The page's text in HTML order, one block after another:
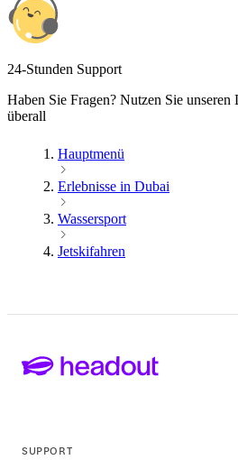
24-Stunden Support
Haben Sie Fragen? Nutzen Sie
überall
Hauptmenü
Erlebnisse in Dubai
Wassersport
Jetskifahren
SUPPORT